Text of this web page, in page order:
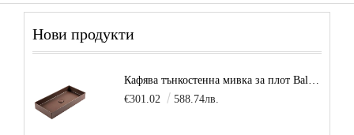
Нови продукти
Кафява тънкостенна мивка за плот Balance, цвят - карамел
€301.02
588.74лв.